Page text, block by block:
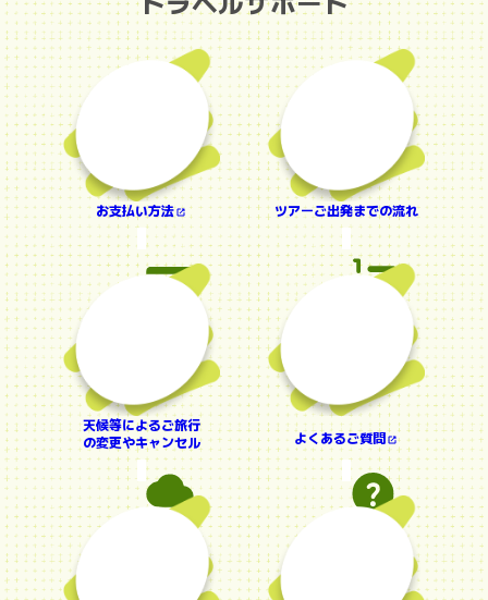
お支払い方法 ツアーご出発までの流れ
天候等によるご旅行
の変更やキャンセル
よくあるご質問